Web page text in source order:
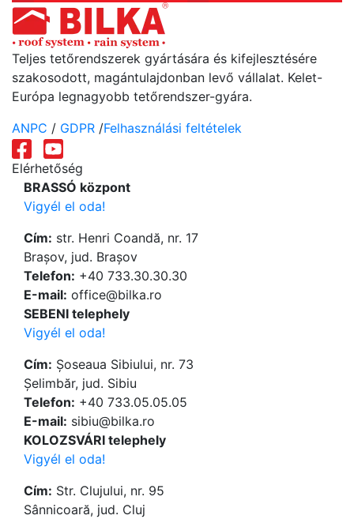
Teljes tetőrendszerek gyártására és kifejlesztésére
szakosodott, magántulajdonban levő vállalat. Kelet-
Európa legnagyobb tetőrendszer-gyára.
ANPC / GDPR /Felhasználási feltételek
Elérhetőség
BRASSÓ központ
Vigyél el oda!
Cím: str. Henri Coandă, nr. 17
Brașov, jud. Brașov
Telefon: +40 733.30.30.30
Е-mail: office@bilka.ro
SEBENI telephely
Vigyél el oda!
Cím: Șoseaua Sibiului, nr. 73
Șelimbăr, jud. Sibiu
Telefon: +40 733.05.05.05
Е-mail: sibiu@bilka.ro
KOLOZSVÁRI telephely
Vigyél el oda!
Cím: Str. Clujului, nr. 95
Sânnicoară, jud. Cluj